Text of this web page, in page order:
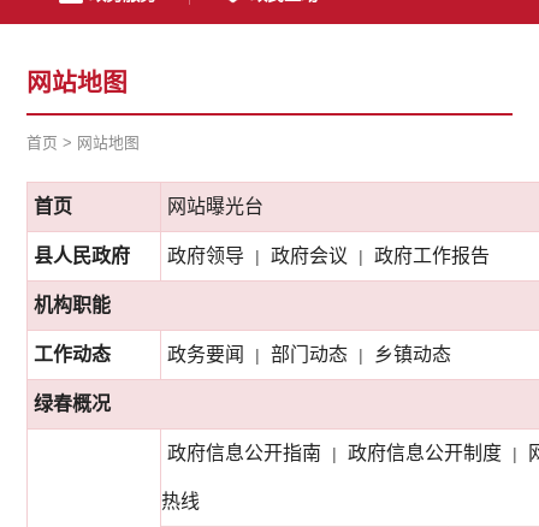
网站地图
首页 > 网站地图
首页 网站曝光台
县人民政府 政府领导 | 政府会议 | 政府工作报告
机构职能
工作动态 政务要闻 | 部门动态 | 乡镇动态
绿春概况
政府信息公开指南 | 政府信息公开制度 |
热线